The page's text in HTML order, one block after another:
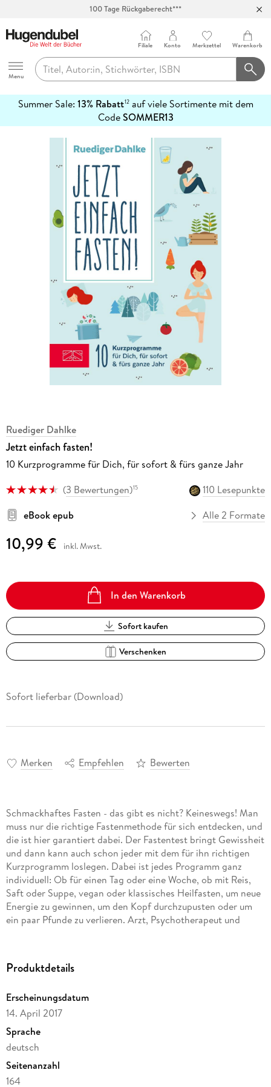
100 Tage Rückgaberecht***
Hugendubel
Menu
Filiale Konto Merkzettel Warenkorb
Summer Sale: 13% Rabatt12auf viele Sortimente mit dem
CodeSOMMER13
erfahren
Ruediger Dahlke
Jetzt einfach fasten!
10 Kurzprogramme für Dich, für sofort & fürs ganze Jahr
(3 Bewertungen)15
110 Lesepunkte
eBook epub
Alle 2 Formate
10,99 € inkl. Mwst.
In den Warenkorb
Sofort kaufen
Verschenken
Sofort lieferbar (Download)
Merken Empfehlen Bewerten
Schmackhaftes Fasten - das gibt es nicht? Keineswegs! Man
muss nur die richtige Fastenmethode für sich entdecken, und
die ist hier garantiert dabei. Der Fastentest bringt Gewissheit
und dann kann auch schon jeder mit dem für ihn richtigen
Kurzprogramm loslegen. Dabei ist jedes Programm ganz
individuell: Ob für einen Tag oder eine Woche, ob mit Reis,
Saft oder Suppe, vegan oder klassisches Heilfasten, um neue
Energie zu gewinnen, um den Kopf durchzupusten oder um
ein paar Pfunde zu verlieren. Arzt, Psychotherapeut und
mit Petersilie hören sich nicht gerade wie Fastenrezepte an.
doch Haubenköchin Dorothea Neumayr zur Seite geholt.
Einfach mal loslegen lautet die Devise - mit den 10
Kurzprogrammen schafft es jeder, den Frühjahrsputz von
innen durchzuführen.
Produktdetails
Erscheinungsdatum
14. April 2017
Sprache
deutsch
Seitenanzahl
164